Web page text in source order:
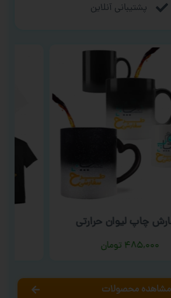
پشتیبانی آنلاین
چاپ لیوان حرارتی
۴۸۵,۰۰۰ تومان
مشاهده محصولات